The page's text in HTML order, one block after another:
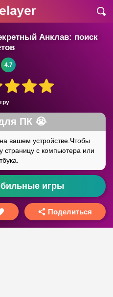
Анклав: поиск
4.7
игры
Поделиться